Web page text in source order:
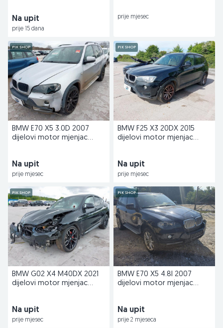
Na upit
prije 15 dana
prije mjesec
PIK SHOP
BMW E70 X5 3.0D 2007
dijelovi motor mjenjac
Na upit
prije mjesec
PIK SHOP
BMW F25 X3 20DX 2015
dijelovi motor mjenjac
Na upit
prije mjesec
PIK SHOP
BMW G02 X4 M40DX 2021
dijelovi motor mjenjac
Na upit
prije mjesec
PIK SHOP
BMW E70 X5 4.8I 2007
dijelovi motor mjenjac
Na upit
prije 2 mjeseca